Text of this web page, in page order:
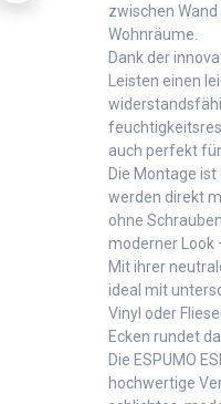
zwischen
Wohnräume.
Dank der
Leisten einen
auch perfekt für
Die Montage ist
werden direkt
ohne
moderner Look
Mit ihrer
ideal mit
Vinyl oder
Ecken rundet
Die ESPUMO
hochwertige